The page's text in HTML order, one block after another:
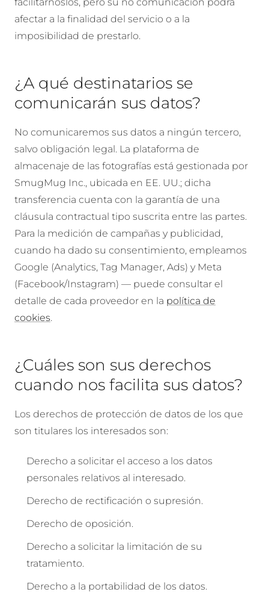
afectar a la finalidad del servicio o a la
imposibilidad de prestarlo.
¿A qué destinatarios se
comunicarán sus datos?
No comunicaremos sus datos a ningún tercero,
salvo obligación legal. La plataforma de
almacenaje de las fotografías está gestionada por
SmugMug Inc., ubicada en EE. UU.; dicha
transferencia cuenta con la garantía de una
cláusula contractual tipo suscrita entre las partes.
Para la medición de campañas y publicidad,
cuando ha dado su consentimiento, empleamos
Google (Analytics, Tag Manager, Ads) y Meta
(Facebook/Instagram) — puede consultar el
detalle de cada proveedor en la política de
cookies.
¿Cuáles son sus derechos
cuando nos facilita sus datos?
Los derechos de protección de datos de los que
son titulares los interesados son:
Derecho a solicitar el acceso a los datos
personales relativos al interesado.
Derecho de rectificación o supresión.
Derecho de oposición.
Derecho a solicitar la limitación de su
tratamiento.
Derecho a la portabilidad de los datos.